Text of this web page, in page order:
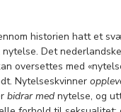
historien hatt et
Det
oversettes med
Nytelseskvinner
bidrar med nytelse, og